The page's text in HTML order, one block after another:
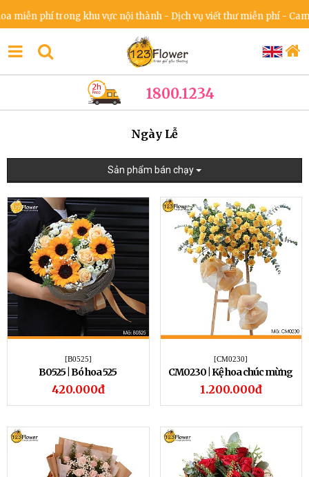
phí trong khu vực nội thành - Dịch vụ viết thư miễn phí - Cam kết
1800.1234
Ngày Lễ
Sản phẩm bán chạy
[B0525]
B0525 | Bó hoa 525
420.000đ
[CM0230]
CM0230 | Kệ hoa chúc mừng
230
1.200.000đ